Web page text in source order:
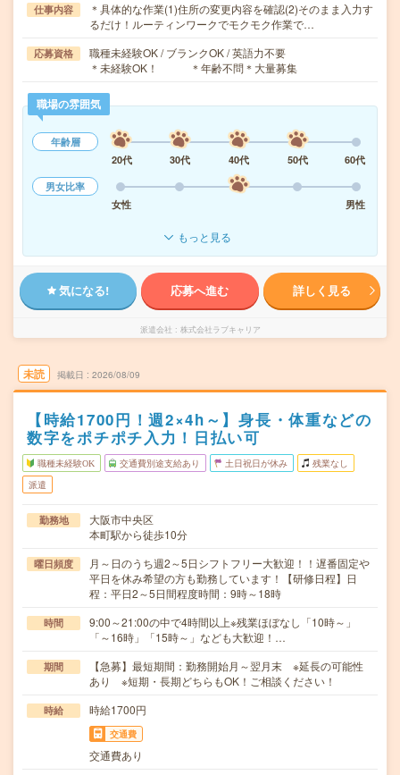
仕事内容
＊具体的な作業(1)住所の変更内容を確認(2)そのまま入力す
るだけ！ルーティンワークでモクモク作業で…
応募資格
職種未経験OK / ブランクOK / 英語力不要
＊未経験OK！ ＊年齢不問＊大量募集
職場の雰囲気
年齢層
20代
30代 40代 50代
60代
男女比率
女性
男性
もっと見る
気になる! 応募へ進む 詳しく見る
派遣会社 株式会社ラブキャリア
未読 掲載日 2026/08/09
【時給1700円！週2×4h～】身長・体重などの
数字をポチポチ入力！日払い可
職種未経験OK 交通費別途支給あり 土日祝日が休み 残業なし
派遣
勤務地
大阪市中央区
本町駅から徒歩10分
曜日頻度
月～日のうち週2～5日シフトフリー大歓迎！！遅番固定や
平日を休み希望の方も勤務しています！【研修日程】日
程：平日2～5日間程度時間：9時～18時
時間
9:00～21:00の中で4時間以上※残業ほぼなし「10時～」
「～16時」「15時～」なども大歓迎！…
期間
【急募】最短期間：勤務開始月～翌月末 ※延長の可能性
あり ※短期・長期どちらもOK！ご相談ください！
時給 時給1700円
交通費
交通費あり